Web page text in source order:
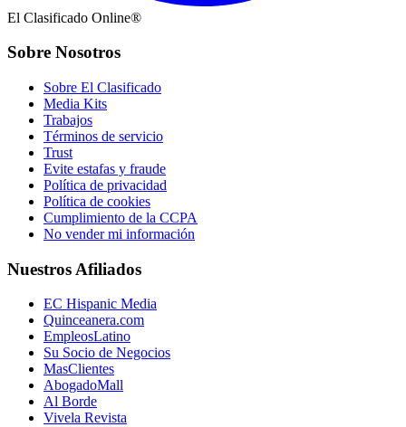
El Clasificado Online®
Sobre Nosotros
Sobre El Clasificado
Media Kits
Trabajos
Términos de servicio
Trust
Evite estafas y fraude
Política de privacidad
Política de cookies
Cumplimiento de la CCPA
No vender mi información
Nuestros Afiliados
EC Hispanic Media
Quinceanera.com
EmpleosLatino
Su Socio de Negocios
MasClientes
AbogadoMall
Al Borde
Vivela Revista